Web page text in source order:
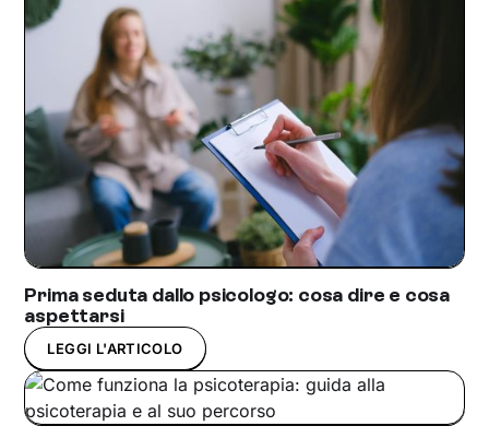
Prima seduta dallo psicologo: cosa dire e cosa
aspettarsi
LEGGI L'ARTICOLO